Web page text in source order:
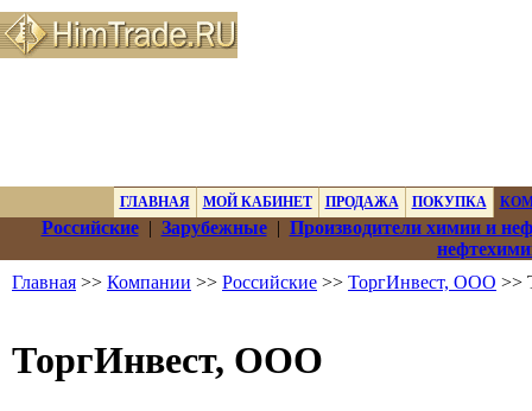
ГЛАВНАЯ МОЙ КАБИНЕТ ПРОДАЖА ПОКУПКА
Российские| Зарубежные| Производители химии и
Главная >> Компании >> Российские >> ТоргИнвест, ООО >>
ТоргИнвест, ООО